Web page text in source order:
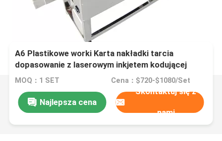
A6 Plastikowe worki Karta nakładki tarcia
dopasowanie z laserowym inkjetem kodującej
maszyny
MOQ：1 SET Cena：$720-$1080/Set
Najlepsza cena
Skontaktuj się z
nami